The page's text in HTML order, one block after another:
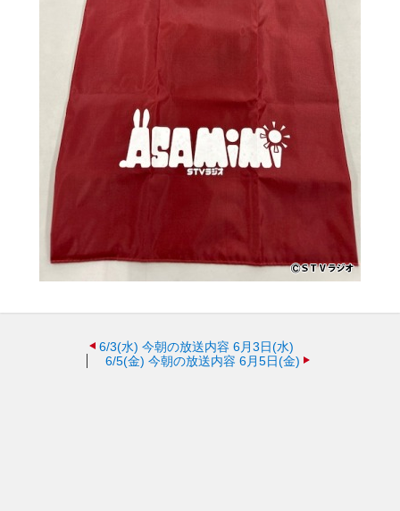
6/3(水) 今朝の放送内容 6月3日(水)
6/5(金) 今朝の放送内容 6月5日(金)